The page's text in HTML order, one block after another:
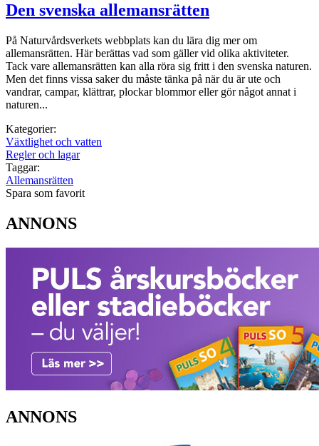
Den svenska allemansrätten
På Naturvårdsverkets webbplats kan du lära dig mer om
allemansrätten. Här berättas vad som gäller vid olika aktiviteter.
Tack vare allemansrätten kan alla röra sig fritt i den svenska naturen.
Men det finns vissa saker du måste tänka på när du är ute och
vandrar, campar, klättrar, plockar blommor eller gör något annat i
naturen...
Kategorier:
Växtlighet och vatten
Regler och lagar
Taggar:
Allemansrätten
Spara som favorit
ANNONS
ANNONS